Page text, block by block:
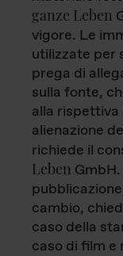
ganze Leben
vigore. Le
utilizzate per
prega di
sulla fonte,
alla rispettiva
alienazione
richiede il
Leben
cambio,
caso della
caso di film e